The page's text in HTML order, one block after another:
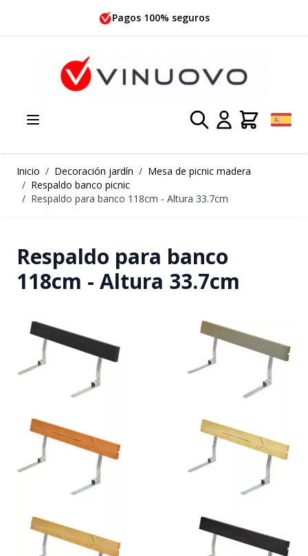
Pagos 100% seguros
Inicio / Decoración jardín / Mesa de picnic madera
/ Respaldo banco picnic
/ Respaldo para banco 118cm - Altura 33.7cm
Respaldo para banco
118cm - Altura 33.7cm